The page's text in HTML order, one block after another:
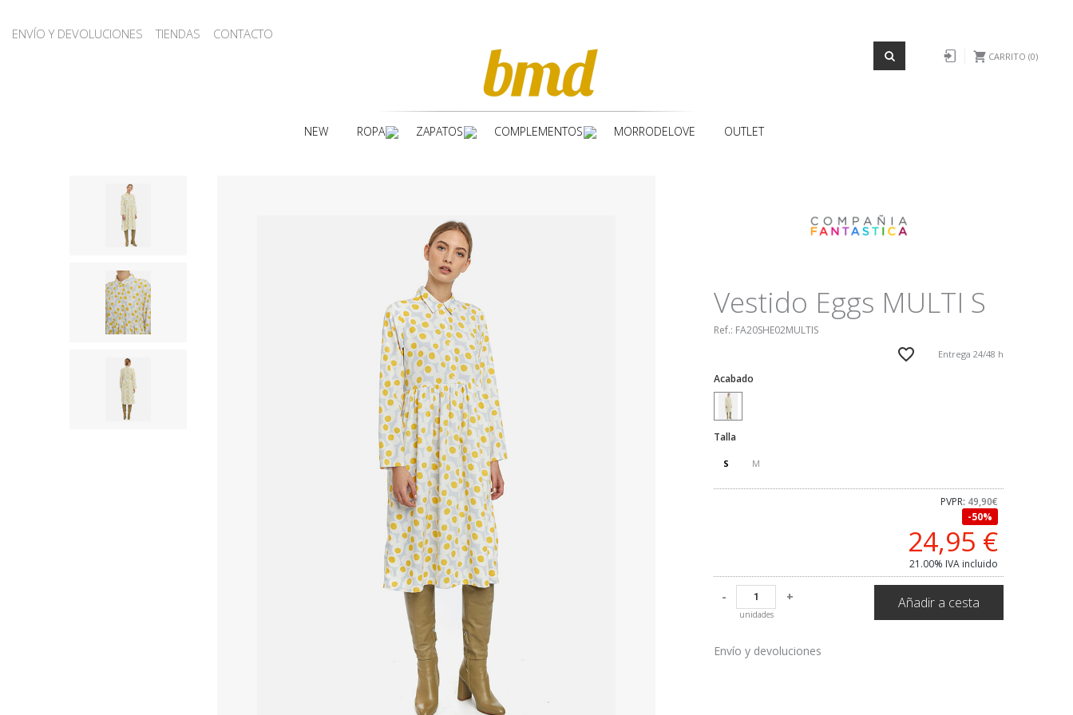
REGISTRO
Iniciar sesión CARRITO 0
ENVÍO Y DEVOLUCIONES TIENDAS CONTACTO
NEW ROPA ZAPATOS COMPLEMENTOS MORRODELOVE OUTLET
Vestido Eggs MULTI S
Ref.: FA20SHE02MULTIS
Entrega 24/48 h
Acabado
Talla
S M
PVPR: 49,90€
50%
24,95 €
21.00% IVA incluido
-
unidades
+ Añadir a cesta
Envío y devoluciones